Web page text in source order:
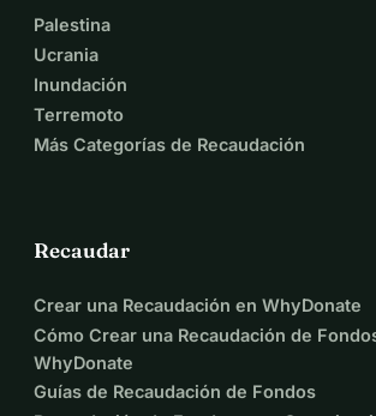
Palestina
Ucrania
Inundación
Terremoto
Más Categorías de Recaudación
Recaudar
Crear una Recaudación en WhyDonate
Cómo Crear una Recaudación de
WhyDonate
Guías de Recaudación de Fondos